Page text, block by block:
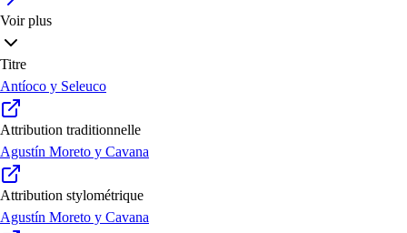
Voir plus
Titre
Antíoco y Seleuco
Attribution traditionnelle
Agustín Moreto y Cavana
Attribution stylométrique
Agustín Moreto y Cavana